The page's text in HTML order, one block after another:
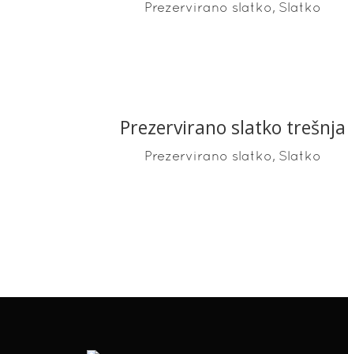
Prezervirano slatko, Slatko
READ MORE
Prezervirano slatko trešnja
Prezervirano slatko, Slatko